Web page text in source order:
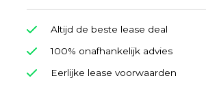
Altijd de beste lease deal
100% onafhankelijk advies
Eerlijke lease voorwaarden